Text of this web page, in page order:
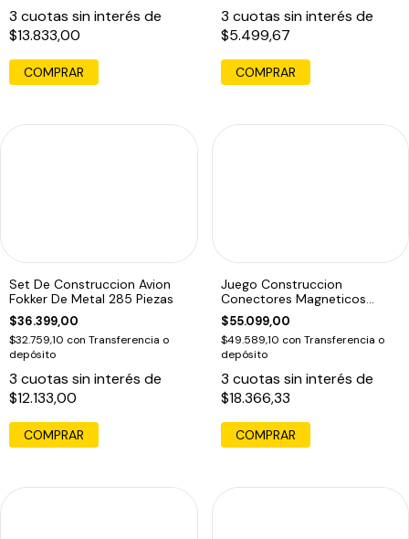
3 cuotas sin interés de
$13.833,00
3 cuotas sin interés de
$5.499,67
Set De Construccion Avion
Fokker De Metal 285 Piezas
$36.399,00
$32.759,10 con Transferencia o
depósito
3 cuotas sin interés de
$12.133,00
Juego Construccion
Conectores Magneticos
Antex 60 Piezas
$55.099,00
$49.589,10 con Transferencia o
depósito
3 cuotas sin interés de
$18.366,33
COMPRAR